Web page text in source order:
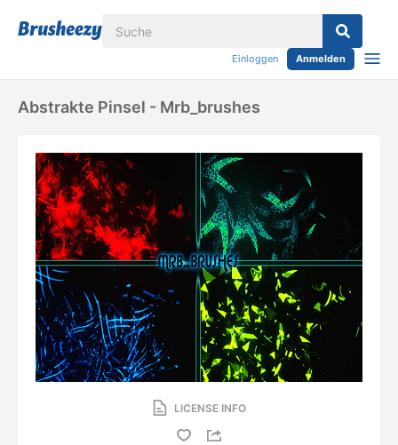
Einloggen Anmelden
Abstrakte Pinsel - Mrb_brushes
LICENSE INFO